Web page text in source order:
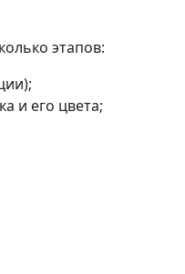
этапов:
и его цвета;